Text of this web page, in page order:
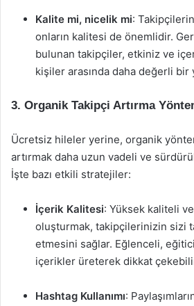
Kalite mi, nicelik mi:
onların kalitesi de önemlidir.
bulunan takipçiler, etkiniz ve
kişiler arasında daha değerli bir
3. Organik Takipçi Artırma
Ücretsiz hileler yerine, organik
artırmak daha uzun vadeli ve
İşte bazı etkili stratejiler:
İçerik Kalitesi: Yüksek kaliteli
oluşturmak, takipçilerinizin sizi
etmesini sağlar. Eğlenceli,
içerikler üreterek dikkat
Hashtag Kullanımı: